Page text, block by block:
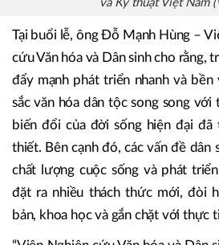
và Kỹ thuật Việt Nam
Tại buổi lễ, ông Đỗ Mạnh Hùng –
cứu Văn hóa và Dân sinh cho rằng,
đẩy mạnh phát triển nhanh và
sắc văn hóa dân tộc song song
biến đổi của đời sống hiện đại đã
thiết. Bên cạnh đó, các vấn đề dân
chất lượng cuộc sống và phát
đặt ra nhiều thách thức mới, đòi
bản, khoa học và gắn chặt với thực